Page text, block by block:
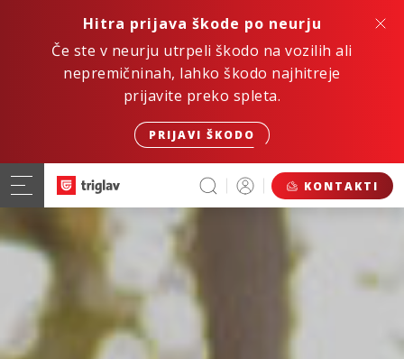
Hitra prijava škode po neurju
Če ste v neurju utrpeli škodo na vozilih ali
nepremičninah, lahko škodo najhitreje
prijavite preko spleta.
PRIJAVI ŠKODO
KONTAKTI